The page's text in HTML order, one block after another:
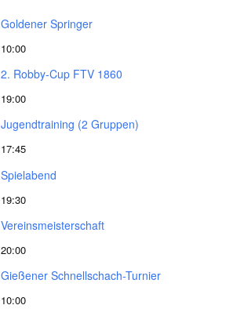
Goldener Springer
10:00
2. Robby-Cup FTV 1860
19:00
Jugendtraining (2 Gruppen)
17:45
Spielabend
19:30
Vereinsmeisterschaft
20:00
Gießener Schnellschach-Turnier
10:00